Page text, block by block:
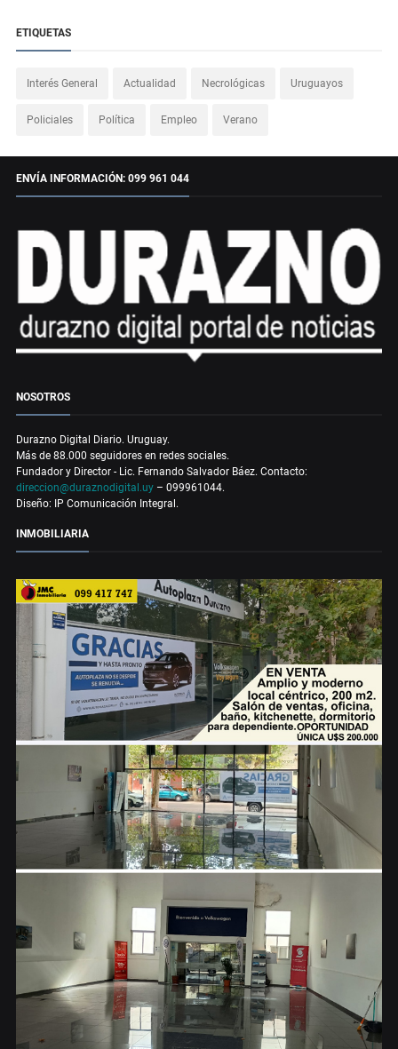
ETIQUETAS
Interés General Actualidad Necrológicas Uruguayos
Policiales Política Empleo Verano
ENVÍA INFORMACIÓN: 099 961 044
NOSOTROS
Durazno Digital Diario. Uruguay.
Más de 88.000 seguidores en redes sociales.
Fundador y Director - Lic. Fernando Salvador Báez. Contacto:
direccion@duraznodigital.uy – 099961044.
Diseño: IP Comunicación Integral.
INMOBILIARIA